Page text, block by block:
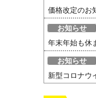
価格改定のお
お知らせ
年末年始も休
お知らせ
新型コロナウ